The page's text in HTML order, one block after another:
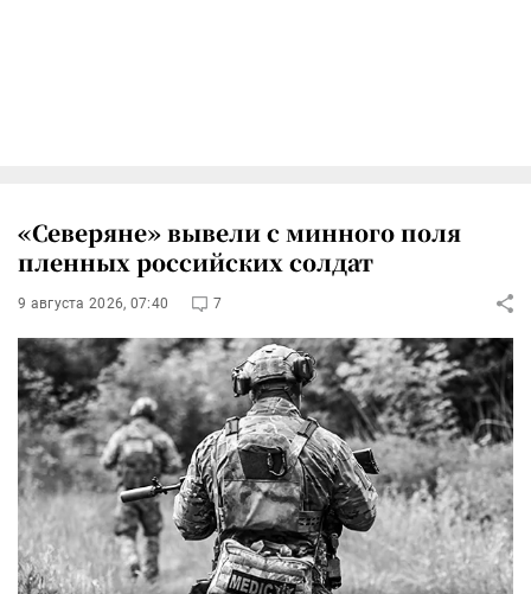
«Северяне» вывели с минного поля
пленных российских солдат
9 августа 2026, 07:40 7